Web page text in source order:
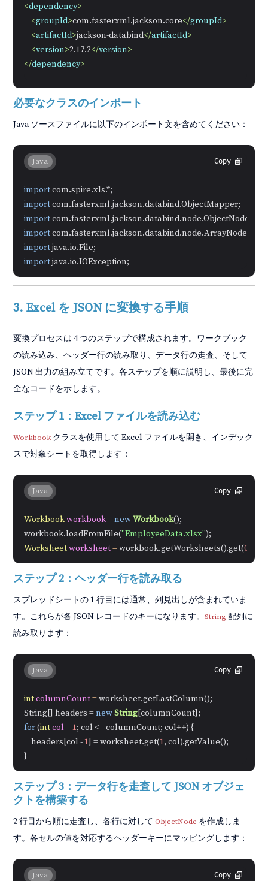
<dependency>
<groupId>com.fasterxml.jackson.core</groupId>
<artifactId>jackson-databind</artifactId>
<version>2.17.2</version>
</dependency>
必要なクラスのインポート
Java ソースファイルに以下のインポート文を含めてください：
Copy
Java
import
import
import
import
import
import
3. Excel を JSON に変換する手順
変換プロセスは 4 つのステップで構成されます。ワークブック
の読み込み、ヘッダー行の読み取り、データ行の走査、そして
JSON 出力の組み立てです。各ステップを順に説明し、最後に完
全なコードを示します。
ステップ 1：Excel ファイルを読み込む
Workbookクラスを使用して Excel ファイルを開き、インデック
スで対象シートを取得します：
Copy
Java
Workbookworkbook=newWorkbook();
workbook.loadFromFile("EmployeeData.xlsx"
Worksheetworksheet= workbook.getWorksheets().get(0
ステップ 2：ヘッダー行を読み取る
スプレッドシートの 1 行目には通常、列見出しが含まれていま
す。これらが各 JSON レコードのキーになります。String 配列に
読み取ります：
Copy
Java
intcolumnCount= worksheet.getLastColumn();
String[] headers = newString
for (intcol=1; col <= columnCount; col++) {
    headers[col -
1] = worksheet.get(1, col).getValue();
ステップ 3：データ行を走査して JSON オブジェ
クトを構築する
2 行目から順に走査し、各行に対してObjectNode を作成しま
す。各セルの値を対応するヘッダーキーにマッピングします：
Copy
Java